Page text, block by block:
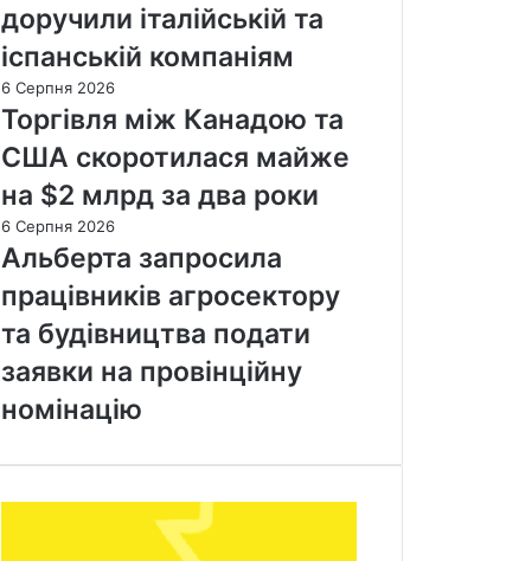
доручили італійській та
іспанській компаніям
6 Серпня 2026
Торгівля між Канадою та
США скоротилася майже
на $2 млрд за два роки
6 Серпня 2026
Альберта запросила
працівників агросектору
та будівництва подати
заявки на провінційну
номінацію